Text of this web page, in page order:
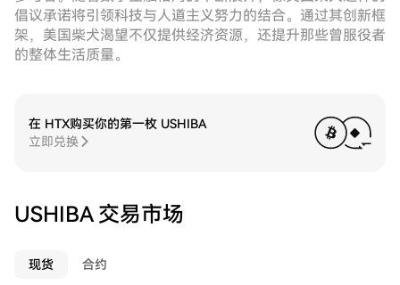
倡议承诺将引领科技与人道主义努力的结合。通过其创新框
架，美国柴犬渴望不仅提供经济资源，还提升那些曾服役者
的整体生活质量。
在 HTX购买你的第一枚 USHIBA
立即兑换
USHIBA 交易市场
现货 合约